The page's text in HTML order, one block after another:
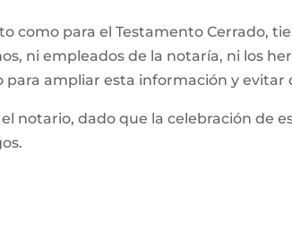
como para el Testamento Cerrado,
ni empleados de la notaría, ni los
ampliar esta información y evitar
notario, dado que la celebración de